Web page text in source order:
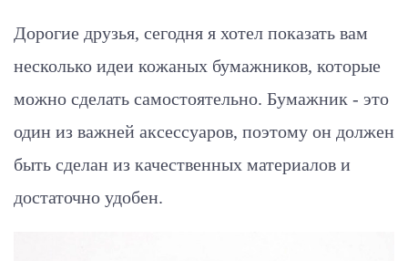
Дорогие друзья, сегодня я хотел показать вам
несколько идеи кожаных бумажников, которые
можно сделать самостоятельно. Бумажник - это
один из важней аксессуаров, поэтому он должен
быть сделан из качественных материалов и
достаточно удобен.